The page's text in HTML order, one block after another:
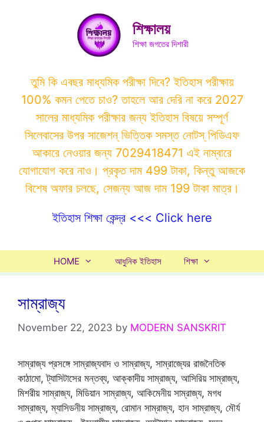
শিক্ষালয়
শিক্ষা জগতের দিশারী
তুমি কি এবছর মাধ্যমিক পরীক্ষা দিবে? ইতিহাস পরীক্ষায়
100% কমন পেতে চাও? তাহলে আর দেরি না করে 2027
সালের মাধ্যমিক পরীক্ষার জন্য ইতিহাস বিষয়ে সম্পূর্ণ
সিলেবাসের উপর সাজেশন্ ভিত্তিক সমস্ত নোটস্ পিডিএফ
আকারে নেওয়ার জন্য 7029418471 এই নাম্বারে
যোগাযোগ করে নাও। প্রকৃত দাম 499 টাকা, কিন্তু আজকে
বিশেষ অফার চলছে, সেজন্য আজ দাম 199 টাকা মাত্র।
ইতিহাস শিক্ষা কেন্দ্র <<< Click here
HOME আধুনিক ইতিহাস শিক্ষা
সাম্রাজ্য
November 22, 2023 by MODERN SANSKRIT
সাম্রাজ্য প্রসঙ্গে সাম্রাজ্যবাদ ও সাম্রাজ্য, সাম্রাজ্যের রাজনৈতিক
কাঠামো, ট্যাসিটাসের মন্তব্য, আক্কাদীয় সাম্রাজ্য, আসিরিয় সাম্রাজ্য,
মিশরীয় সাম্রাজ্য, মিডিয়ান সাম্রাজ্য, আকিমেনীয় সাম্রাজ্য, মগধ
সাম্রাজ্য, ম্যাসিডনীয় সাম্রাজ্য, রোমান সাম্রাজ্য, হান সাম্রাজ্য, মৌর্য